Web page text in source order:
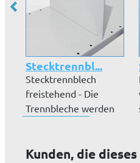
Stecktrennbl...
Stecktrennblech
freistehend - Die
Trennbleche werden
Kunden, die